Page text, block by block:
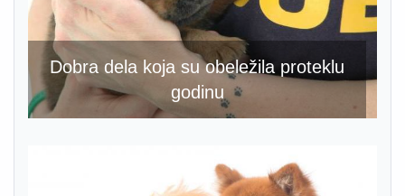
Dobra dela koja su obeležila proteklu
godinu